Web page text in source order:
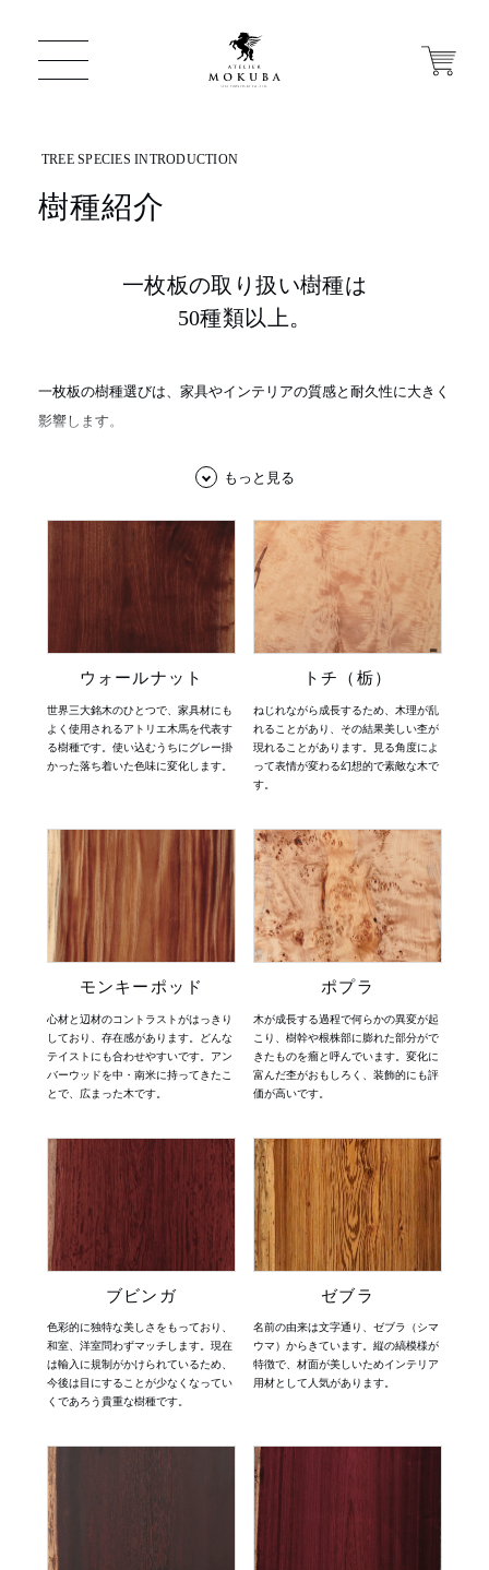
店舗から探す
直営店
WEBカタログ
新入荷情報
納品事例
INFORMATION
よくあるご質問
お問い合わせ
樹種紹介
一枚板の取り扱い樹種は
50種類以上。
一枚板の樹種選びは、家具やインテリアの質感と耐久性に大きく
影響します。
応じた最高品質の一枚板を提供しています。
ウォールナットは深みのある色合いと上品な雰囲気を演出し、高
級感を求める方にお勧めです。
また、栃ノ木はその温かみのある風合いと、豊かな木目が特徴
で、ナチュラルな空間に適しています。
それぞれの樹種には特性があり、インテリアにどう映るかを考慮
して選ぶことが大切です。
お客様の理想を形にするために、私たちは多彩な樹種と丁寧な加
工をご提供いたします。自然の美しさと機能性を兼ね備えた一枚
もっと見る
ウォールナット
世界三大銘木のひとつで、家具材にも
よく使用されるアトリエ木馬を代表す
る樹種です。使い込むうちにグレー掛
かった落ち着いた色味に変化します。
トチ（栃）
ねじれながら成長するため、木理が乱
れることがあり、その結果美しい杢が
現れることがあります。見る角度によ
って表情が変わる幻想的で素敵な木で
す。
モンキーポッド
心材と辺材のコントラストがはっきり
しており、存在感があります。どんな
テイストにも合わせやすいです。アン
バーウッドを中・南米に持ってきたこ
とで、広まった木です。
ポプラ
木が成長する過程で何らかの異変が起
こり、樹幹や根株部に膨れた部分がで
きたものを瘤と呼んでいます。変化に
富んだ杢がおもしろく、装飾的にも評
価が高いです。
ブビンガ
色彩的に独特な美しさをもっており、
和室、洋室問わずマッチします。現在
は輸入に規制がかけられているため、
今後は目にすることが少なくなってい
くであろう貴重な樹種です。
ゼブラ
名前の由来は文字通り、ゼブラ（シマ
ウマ）からきています。縦の縞模様が
特徴で、材面が美しいためインテリア
用材として人気があります。